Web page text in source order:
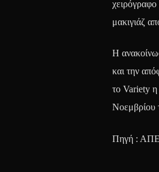
μακιγιάζ
Η
και την
το Variety η
Νοεμβρίου
Πηγή :